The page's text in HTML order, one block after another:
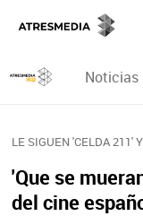
Noticias
LE SIGUEN 'CELDA 211'
'Que se
del cine